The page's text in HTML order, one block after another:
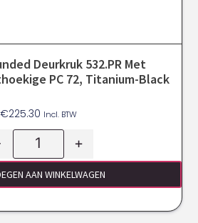
Deurkruk 532.PR Met
PC 72, Titanium-Black
€225.30 Incl. BTW
+
AAN WINKELWAGEN